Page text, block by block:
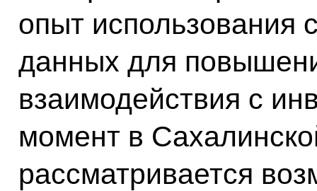
опыт использования
данных для
взаимодействия с
момент в
рассматривается